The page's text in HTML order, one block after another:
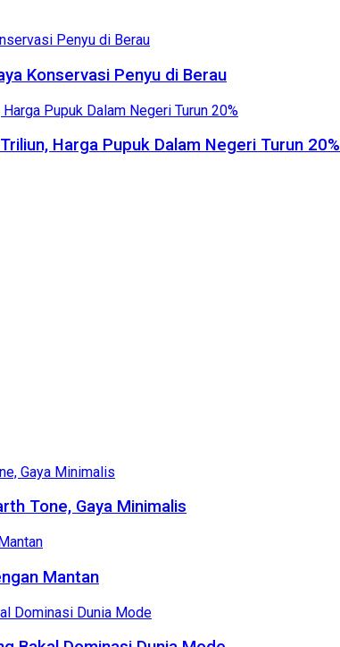
Konservasi Penyu di Berau
Harga Pupuk Dalam Negeri Turun 20%
Tone, Gaya Minimalis
Mantan